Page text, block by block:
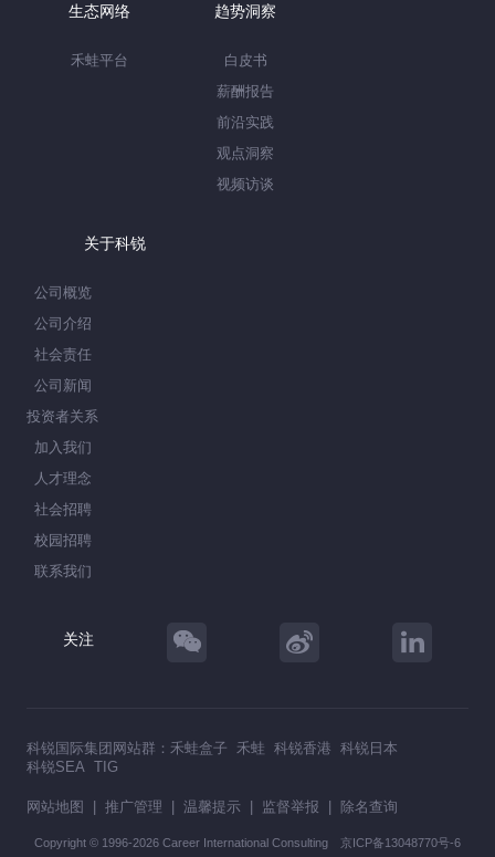
生态网络
禾蛙平台
趋势洞察
白皮书
薪酬报告
前沿实践
观点洞察
视频访谈
关于科锐
公司概览
公司介绍
社会责任
公司新闻
投资者关系
加入我们
人才理念
社会招聘
校园招聘
联系我们
关注
科锐国际集团网站群： 禾蛙盒子 禾蛙 科锐香港 科锐日本
科锐SEA TIG
网站地图 推广管理 温馨提示 监督举报 除名查询
Copyright © 1996-2026 Career International Consulting 京ICP备13048770号-6